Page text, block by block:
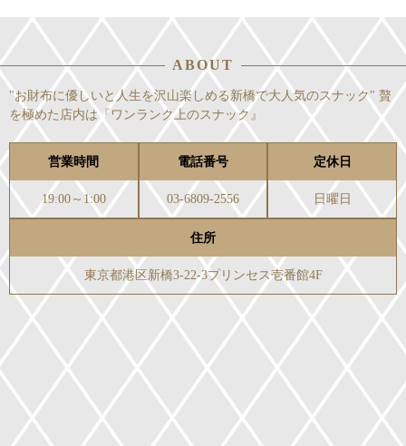
ABOUT
"お財布に優しいと人生を沢山楽しめる新橋で大人気のスナック" 贅
を極めた店内は『ワンランク上のスナック』
営業時間
19:00～1:00
電話番号
03-6809-2556
定休日
日曜日
住所
東京都港区新橋3-22-3プリンセス壱番館4F